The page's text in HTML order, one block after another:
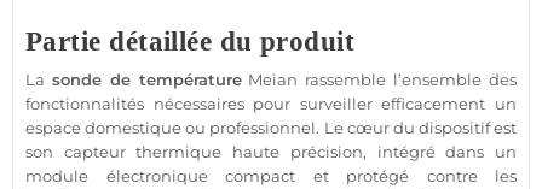
Partie détaillée du produit
La sonde de température Meian rassemble l’ensemble des
fonctionnalités nécessaires pour surveiller efficacement un
espace domestique ou professionnel. Le cœur du dispositif est
son capteurthermique haute précision, intégré dans un
module électronique compact et protégé contre les